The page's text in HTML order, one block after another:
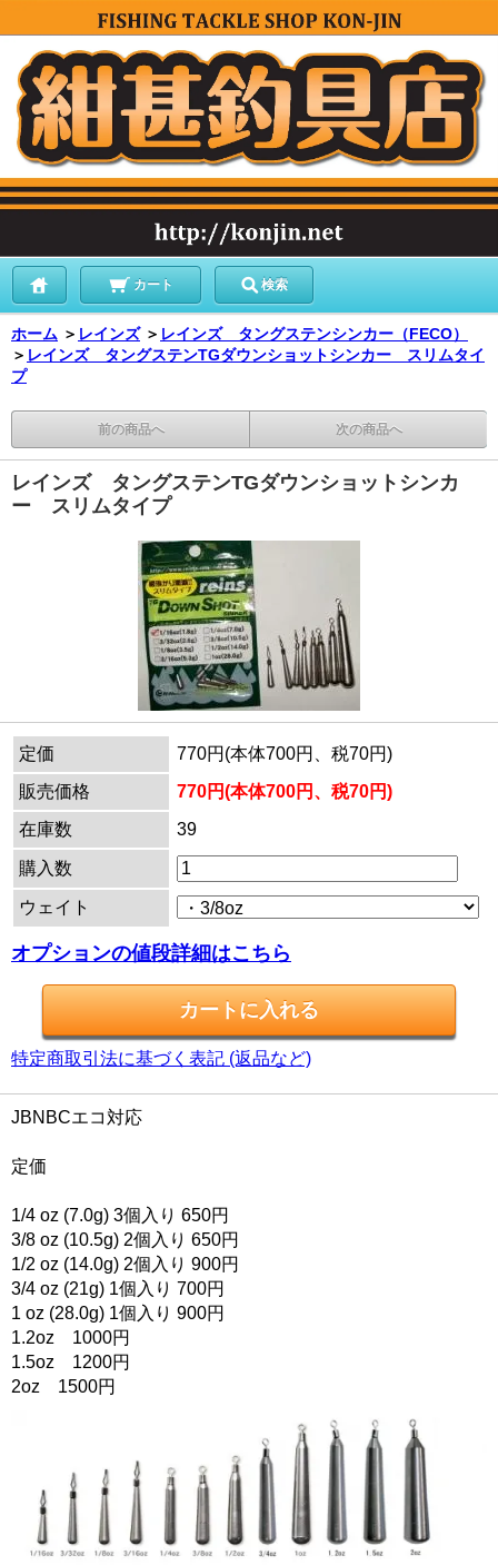
カート 検索
ホーム ＞ レインズ ＞ レインズ タングステンシンカー（FECO）
＞ レインズ タングステンTGダウンショットシンカー スリムタイ
プ
前の商品へ 次の商品へ
レインズ タングステンTGダウンショットシンカ
ー スリムタイプ
定価
770円(本体700円、税70円)
販売価格
770円(本体700円、税70円)
在庫数
39
購入数
ウェイト
オプションの値段詳細はこちら
特定商取引法に基づく表記 (返品など)
JBNBCエコ対応
定価
1/4 oz (7.0g) 3個入り 650円
3/8 oz (10.5g) 2個入り 650円
1/2 oz (14.0g) 2個入り 900円
3/4 oz (21g) 1個入り 700円
1 oz (28.0g) 1個入り 900円
1.2oz 1000円
1.5oz 1200円
2oz 1500円